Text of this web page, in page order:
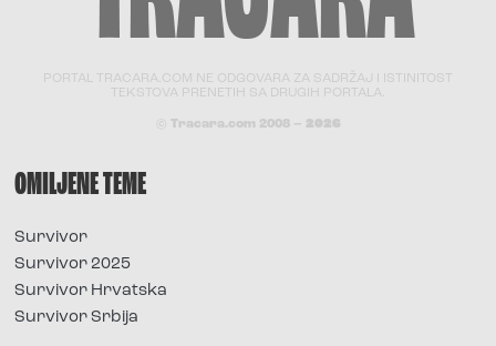
PORTAL TRACARA.COM NE ODGOVARA ZA SADRŽAJ I ISTINITOST
TEKSTOVA PRENETIH SA DRUGIH PORTALA.
© Tracara.com 2008 – 2026
OMILJENE TEME
Survivor
Survivor 2025
Survivor Hrvatska
Survivor Srbija